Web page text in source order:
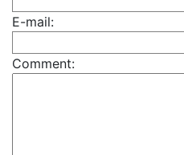
E-mail:
Comment: